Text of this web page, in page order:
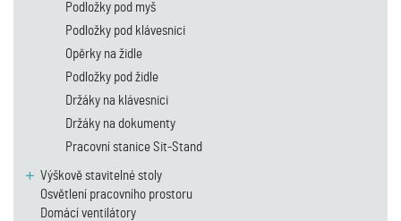
Podložky pod myš
Podložky pod klávesnici
Opěrky na židle
Podložky pod židle
Držáky na klávesnici
Držáky na dokumenty
Pracovní stanice Sit-Stand
Výškově stavitelné stoly
Osvětlení pracovního prostoru
Domácí ventilátory